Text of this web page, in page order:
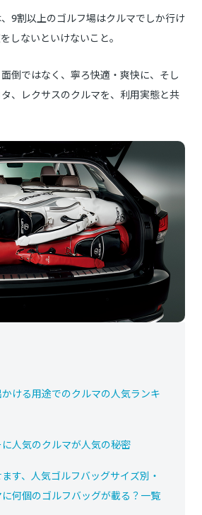
9割以上のゴルフ場はクルマでしか行け
しないといけないこと。
倒ではなく、寧ろ快適・爽快に、そし
、レクサスのクルマを、利用実態と共
ける用途でのクルマの人気ランキ
人気のクルマが人気の秘密
す、人気ゴルフバッグサイズ別・
何個のゴルフバッグが載る？一覧